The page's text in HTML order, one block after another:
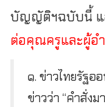
บัญญัติฯฉบับนี้ แ
ต่อคุณครูและผู้อำ
๑. ข่าวไทยรัฐ
ข่าวว่า “คำสั่ง